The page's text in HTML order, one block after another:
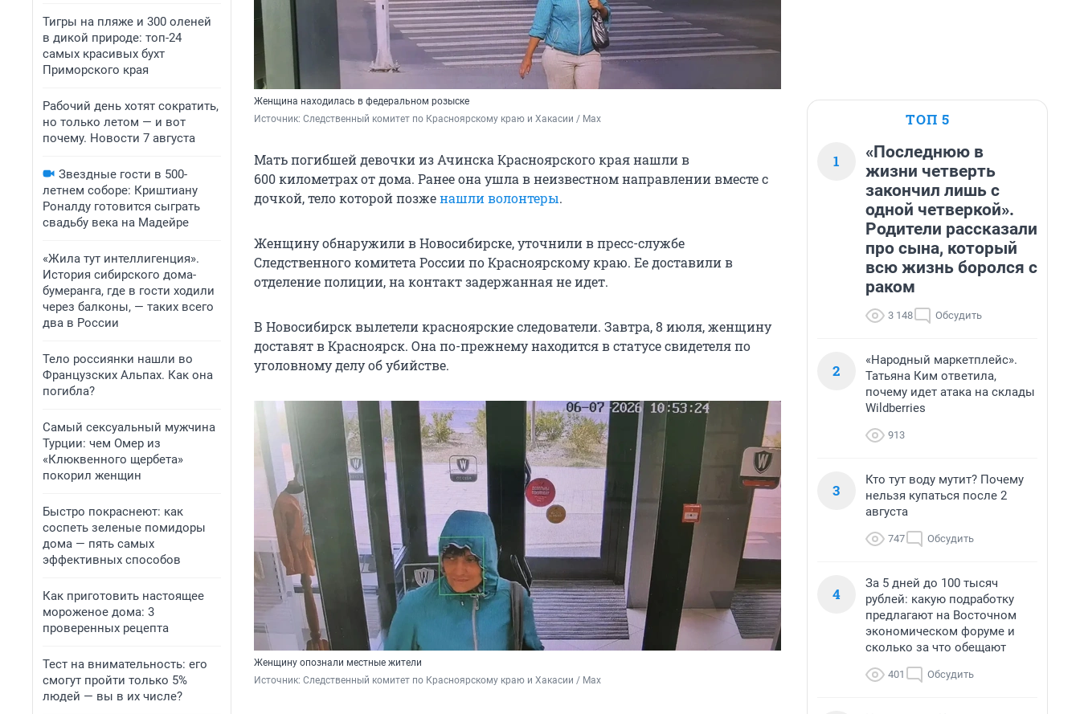
Тигры на пляже и 300 оленей
в дикой природе: топ-24
самых красивых бухт
Приморского края
Рабочий день хотят сократить,
но только летом — и вот
почему. Новости 7 августа
Звездные гости в 500-
летнем соборе: Криштиану
Роналду готовится сыграть
свадьбу века на Мадейре
«Жила тут интеллигенция».
История сибирского дома-
бумеранга, где в гости ходили
через балконы, — таких всего
два в России
Тело россиянки нашли во
Французских Альпах. Как она
погибла?
Самый сексуальный мужчина
Турции: чем Омер из
«Клюквенного щербета»
покорил женщин
Быстро покраснеют: как
соспеть зеленые помидоры
дома — пять самых
эффективных способов
Как приготовить настоящее
мороженое дома: 3
проверенных рецепта
Тест на внимательность: его
смогут пройти только 5%
людей — вы в их числе?
Женщина находилась в федеральном розыске
Источник: Следственный комитет по Красноярскому краю и Хакасии / Max
Мать погибшей девочки из Ачинска Красноярского края нашли в
600 километрах от дома. Ранее она ушла в неизвестном направлении вместе с
дочкой, тело которой позженашли волонтеры.
Женщину обнаружили в Новосибирске, уточнили в пресс-службе
Следственного комитета России по Красноярскому краю. Ее доставили в
отделение полиции, на контакт задержанная не идет.
В Новосибирск вылетели красноярские следователи. Завтра, 8 июля, женщину
доставят в Красноярск. Она по-прежнему находится в статусе свидетеля по
уголовному делу об убийстве.
Женщину опознали местные жители
Источник: Следственный комитет по Красноярскому краю и Хакасии / Max
ТОП 5
1
«Последнюю в
жизни четверть
закончил лишь с
одной четверкой».
Родители рассказали
про сына, который
всю жизнь боролся с
раком
3 148 Обсудить
2
«Народный маркетплейс».
Татьяна Ким ответила,
почему идет атака на склады
Wildberries
913
3
Кто тут воду мутит? Почему
нельзя купаться после 2
августа
747 Обсудить
4
За 5 дней до 100 тысяч
рублей: какую подработку
предлагают на Восточном
экономическом форуме и
сколько за что обещают
401 Обсудить